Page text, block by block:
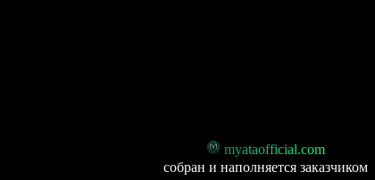
myataofficial.com
собран и наполняется заказчиком